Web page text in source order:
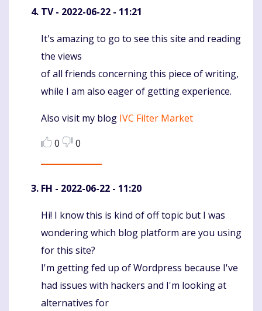
TV- 2022-06-22 - 11:21
Komentaras
It's amazing to go to see this site and reading
the views
of all friends concerning this piece of writing,
while I am also eager of getting experience.
Also visit my blog IVC Filter Market
0
0
FH - 2022-06-22 - 11:20
Komentaras
Hi! I know this is kind of off topic but I was
wondering which blog platform are you using
for this site?
I'm getting fed up of Wordpress because I've
had issues with hackers and I'm looking at
alternatives for